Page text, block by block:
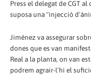
Press el delegat de CGT
suposa una "injecció
Jiménez va assegurar
dones que es van
Real a la planta, on van
podrem agrair-l'hi el